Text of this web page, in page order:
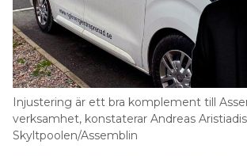
Injustering är ett bra komplement till
verksamhet, konstaterar Andreas
Skyltpoolen/Assemblin